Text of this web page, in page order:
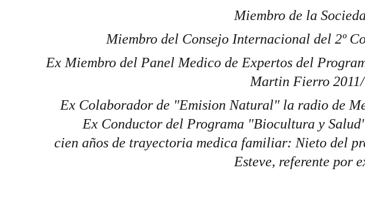
Miembro de la
Miembro del Consejo Internacional del 2º
Ex Miembro del Panel Medico de Expertos del
Martin Fierro
Ex Conductor del Programa "Biocultura y
cien años de trayectoria medica familiar: Nieto del
Esteve, referente por